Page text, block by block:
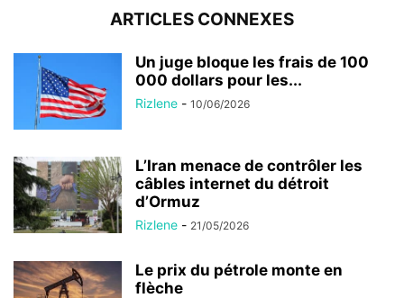
ARTICLES CONNEXES
Un juge bloque les frais de 100
000 dollars pour les...
Rizlene - 10/06/2026
L’Iran menace de contrôler les
câbles internet du détroit
d’Ormuz
Rizlene - 21/05/2026
Le prix du pétrole monte en
flèche